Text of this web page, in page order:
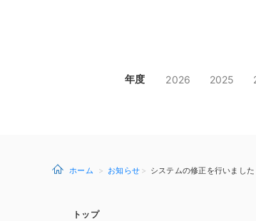
年度 2026 2025
ホーム お知らせ システムの修正を行いまし
トップ